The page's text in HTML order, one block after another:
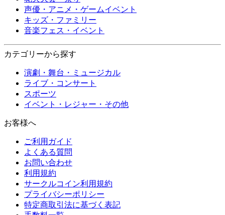
声優・アニメ・ゲームイベント
キッズ・ファミリー
音楽フェス・イベント
カテゴリーから探す
演劇・舞台・ミュージカル
ライブ・コンサート
スポーツ
イベント・レジャー・その他
お客様へ
ご利用ガイド
よくある質問
お問い合わせ
利用規約
サークルコイン利用規約
プライバシーポリシー
特定商取引法に基づく表記